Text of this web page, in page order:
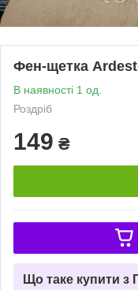
Фен-щетка
В наявності 1 од.
Роздріб
149 ₴
Що таке купити з